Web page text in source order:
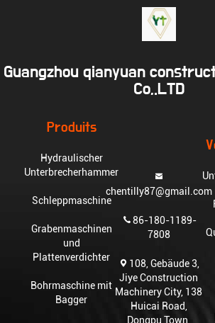
Guangzhou qianyuan
Co,.LTD
Produits
Hydraulischer
Unterbrecherhammer
Schleppmaschine
Grabenmaschinen
und
Plattenverdichter
Bohrmaschine mit
Bagger
chentilly87@gmail.com
86-180-1189-
7808
108, Gebäude 3,
Jiye Construction
Machinery City, 138
Huicai Road,
Dongpu Town,